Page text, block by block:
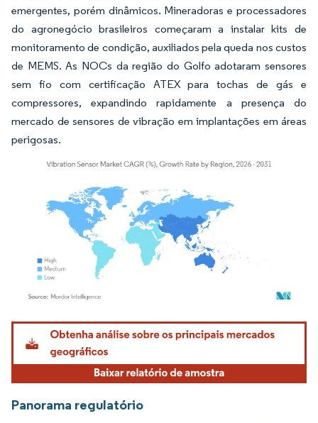
emergentes, porém dinâmicos. Mineradoras e processadores
do agronegócio brasileiros começaram a instalar kits de
monitoramento de condição, auxiliados pela queda nos custos
de MEMS. As NOCs da região do Golfo adotaram sensores
sem fio com certificação ATEX para tochas de gás e
compressores, expandindo rapidamente a presença do
mercado de sensores de vibração em implantações em áreas
perigosas.
Imagem © Mordor Intelligence. O reuso requer atribuição conforme CC BY 4.0.
Panorama regulatório